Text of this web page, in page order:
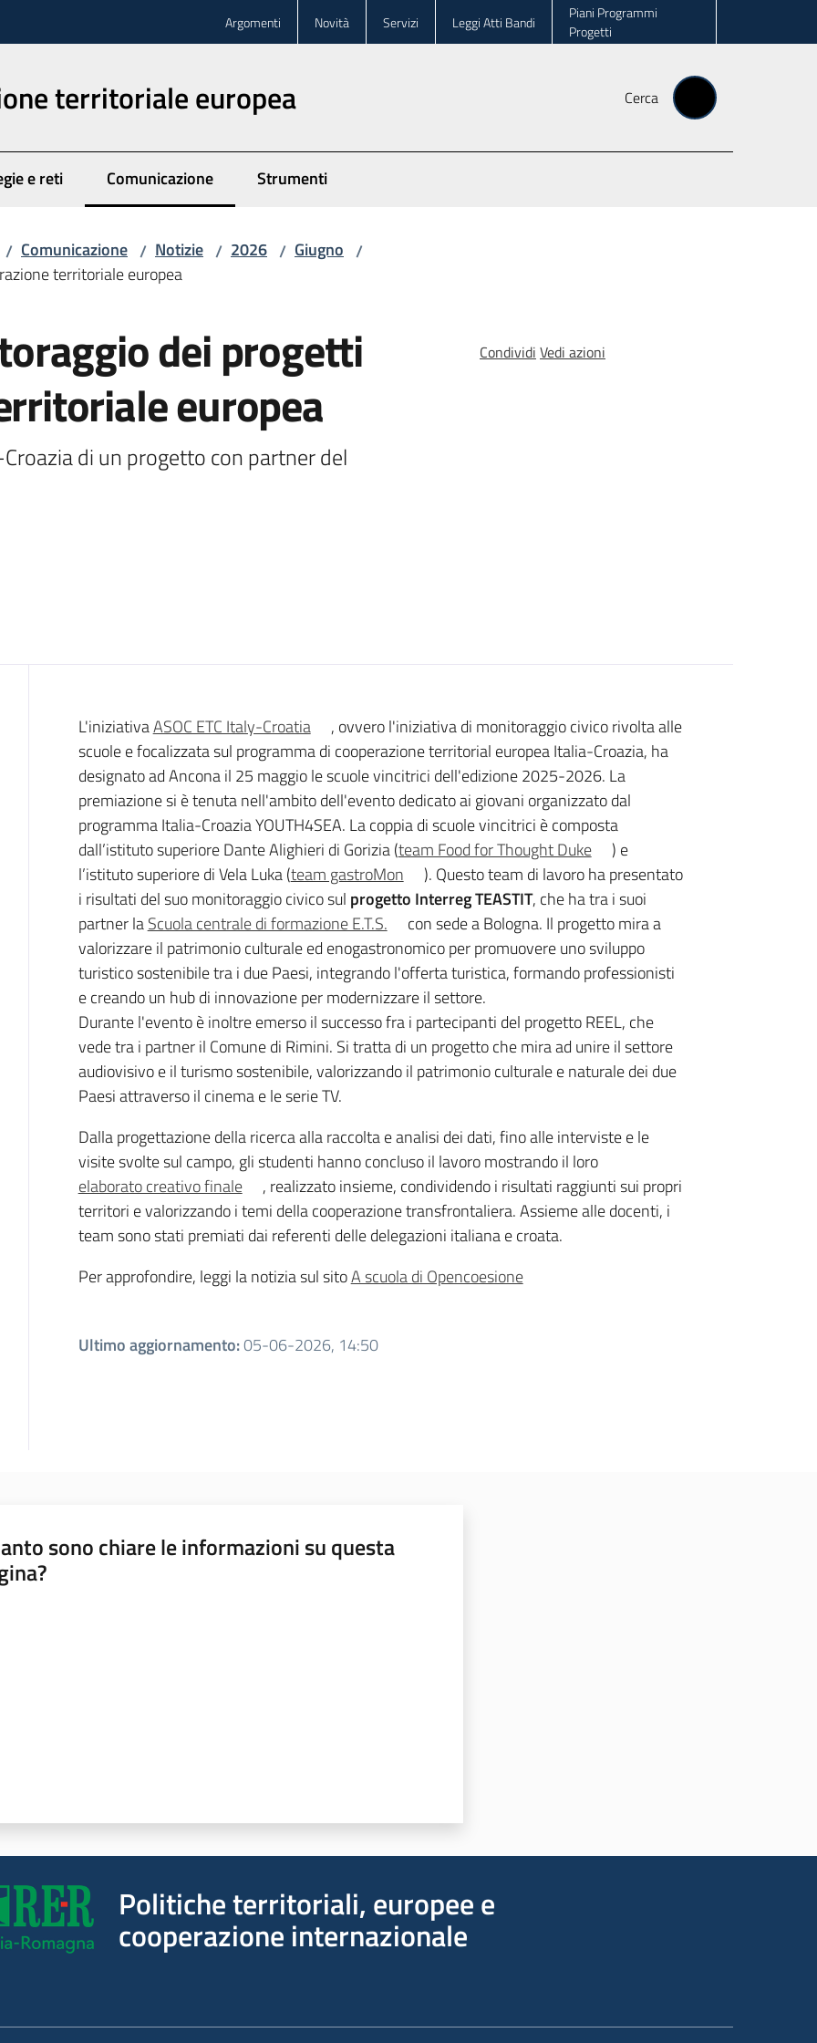
Argomenti Novità Servizi Leggi Atti Bandi
Piani Programmi
Progetti
territoriale europea Cerca
e reti Comunicazione
Menu selezionato Strumenti
/ Comunicazione / Notizie / 2026 / Giugno /
territoriale europea
dei progetti
europea
di un progetto con partner del
Condividi Vedi azioni
Introduzione
L'iniziativaASOC ETC Italy-Croatia
, ovvero l'iniziativa di monitoraggio civico rivolta alle
scuole e focalizzata sul programma di cooperazione territorial europea Italia-Croazia, ha
designato ad Ancona il 25 maggio le scuole vincitrici dell'edizione 2025-2026. La
premiazione si è tenuta nell'ambito dell'evento dedicato ai giovani organizzato dal
programma Italia-Croazia YOUTH4SEA. La coppia di scuole vincitrici è composta
dall’istituto superiore Dante Alighieri di Gorizia (team Food for Thought Duke
) e
l’istituto superiore di Vela Luka (team gastroMon
). Questo team di lavoro ha presentato
i risultati del suo monitoraggio civico sul progetto Interreg TEASTIT, che ha tra i suoi
partner laScuola centrale di formazione E.T.S.
con sede a Bologna. Il progetto mira a
valorizzare il patrimonio culturale ed enogastronomico per promuovere uno sviluppo
turistico sostenibile tra i due Paesi, integrando l'offerta turistica, formando professionisti
e creando un hub di innovazione per modernizzare il settore.
Durante l'evento è inoltre emerso il successo fra i partecipanti del progetto REEL, che
vede tra i partner il Comune di Rimini. Si tratta di un progetto che mira ad unire il settore
audiovisivo e il turismo sostenibile, valorizzando il patrimonio culturale e naturale dei due
Paesi attraverso il cinema e le serie TV.
Dalla progettazione della ricerca alla raccolta e analisi dei dati, fino alle interviste e le
visite svolte sul campo, gli studenti hanno concluso il lavoro mostrando il loro
elaborato creativo finale
, realizzato insieme, condividendo i risultati raggiunti sui propri
territori e valorizzando i temi della cooperazione transfrontaliera. Assieme alle docenti, i
team sono stati premiati dai referenti delle delegazioni italiana e croata.
Per approfondire, leggi la notizia sul sitoA scuola di Opencoesione
Ultimo aggiornamento:05-06-2026, 14:50
sono chiare le informazioni su questa
Politiche territoriali, europee e
cooperazione internazionale